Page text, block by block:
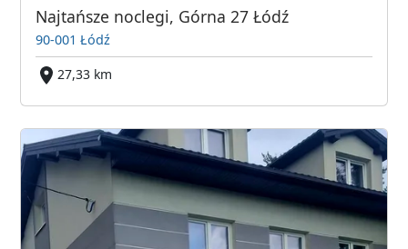
Najtańsze noclegi, Górna 27 Łódź
90-001 Łódź
27,33 km